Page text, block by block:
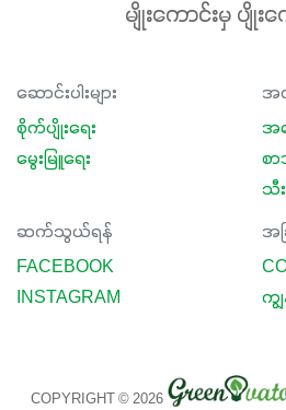
မျိုးကောင်းမှ ပျို
ဆောင်းပါးများ
စိုက်ပျိုးရေး
မွေးမြူရေး
အ
အ
စ
သီး
ဆက်သွယ်ရန်
FACEBOOK
INSTAGRAM
အခ
က
COPYRIGHT © 2026